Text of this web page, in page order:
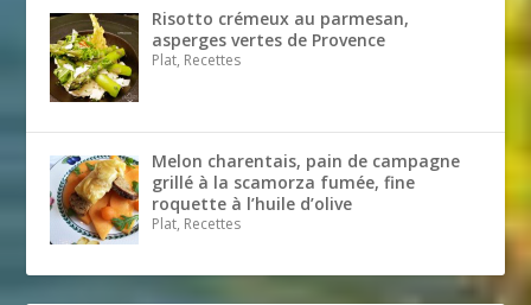
Risotto crémeux au parmesan,
asperges vertes de Provence
Plat, Recettes
Melon charentais, pain de campagne
grillé à la scamorza fumée, fine
roquette à l’huile d’olive
Plat, Recettes